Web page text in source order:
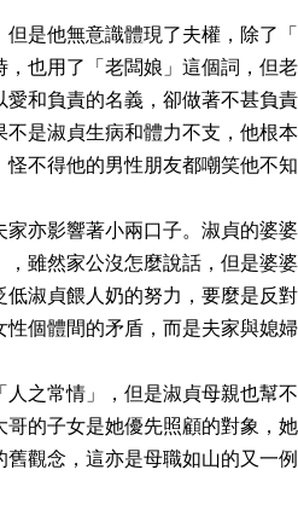
是他無意識體現了夫權，除了
也用了「老闆娘」這個詞，但
和負責的名義，卻做著不甚負
不是淑貞生病和體力不支，他根
不得他的男性朋友都嘲笑他不
亦影響著小兩口子。淑貞的婆
雖然家公沒怎麼說話，但是婆
淑貞餵人奶的努力，要麼是反
個體間的矛盾，而是夫家與媳婦
之常情」，但是淑貞母親也幫
的子女是她優先照顧的對象，
觀念，這亦是母職如山的又一